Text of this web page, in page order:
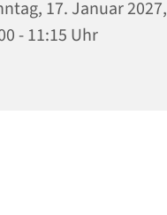
17. Januar 2027,
- 11:15 Uhr